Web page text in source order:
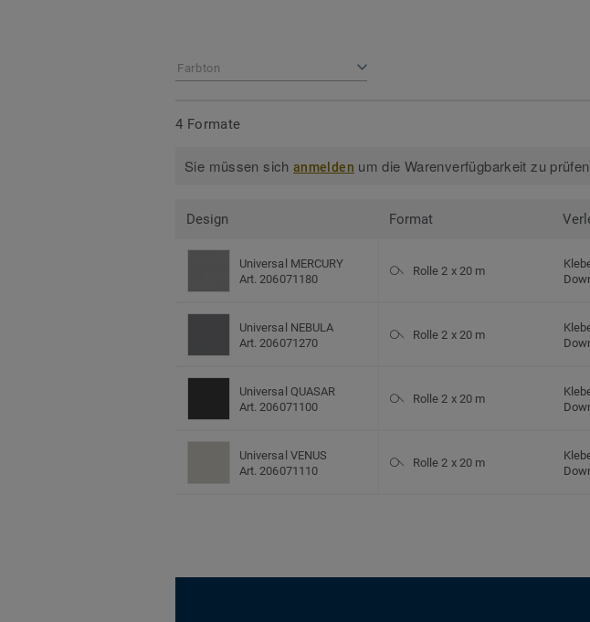
Farbton
4 Formate
Sie müssen sichanmelden um die Warenverfügbarkeit zu
Design Format
Universal MERCURY
Art. 206071180
Rolle 2 x 20 m
Universal NEBULA
Art. 206071270
Rolle 2 x 20 m
Universal QUASAR
Art. 206071100
Rolle 2 x 20 m
Universal VENUS
Art. 206071110
Rolle 2 x 20 m